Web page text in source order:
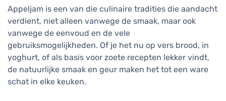
Appeljam is een van die culinaire tradities die aandacht
verdient, niet alleen vanwege de smaak, maar ook
vanwege de eenvoud en de vele
gebruiksmogelijkheden. Of je het nu op vers brood, in
yoghurt, of als basis voor zoete recepten lekker vindt,
de natuurlijke smaak en geur maken het tot een ware
schat in elke keuken.